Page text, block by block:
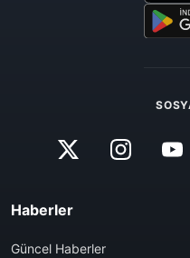
Haberler
Güncel Haberler